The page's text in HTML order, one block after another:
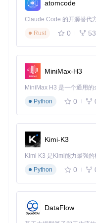
图：AALC日常任务配置
务类型
进阶期玩家如何优化队伍
当你进入游戏中期，队
队伍设置功能可以帮助你：
根据副本类型自动选
针对不同敌人特性调
智能推荐角色培养优
图：AALC队伍配置界面
高手期如何实现全自动化
设置全自动镜像地牢
配置资源最优使用策
atomcode
Rust
0
MiniMax-H3
Python
0
Kimi-K3
Python
0
DataFlow